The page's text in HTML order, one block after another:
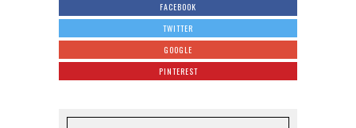
FACEBOOK
TWITTER
GOOGLE
PINTEREST